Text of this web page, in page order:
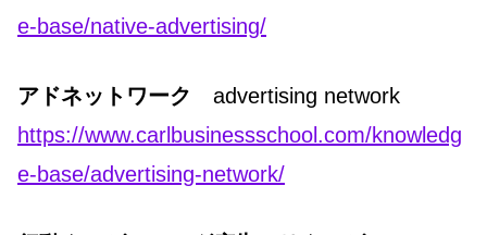
e-base/native-advertising/
アドネットワーク advertising network
https://www.carlbusinessschool.com/knowledg
e-base/advertising-network/